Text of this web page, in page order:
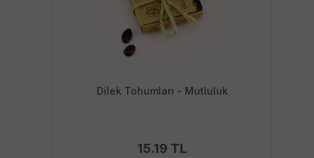
Dilek Tohumları - Mutluluk
15.19 TL